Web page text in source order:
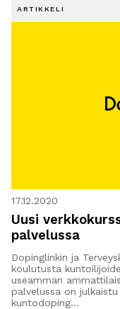
ARTIKKELI
17.12.2020
Uusi
palvelussa
Dopinglinkin ja
koulutusta
useamman
palvelussa on
kuntodoping…